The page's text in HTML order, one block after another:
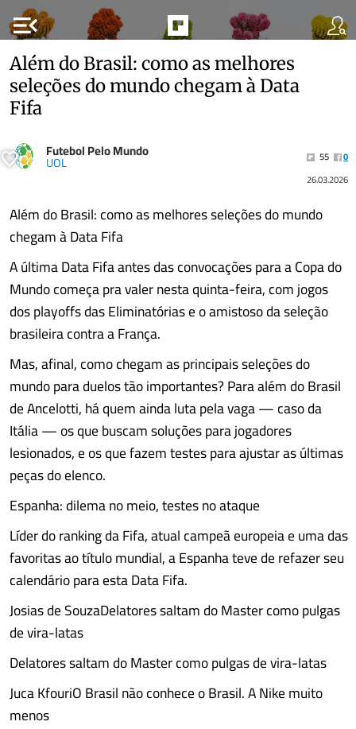
menu_open
Além do Brasil: como as melhores
seleções do mundo chegam à Data
Fifa
Futebol Pelo Mundo
UOL 55
0
26.03.2026
Além do Brasil: como as melhores seleções do mundo
chegam à Data Fifa
A última Data Fifa antes das convocações para a Copa do
Mundo começa pra valer nesta quinta-feira, com jogos
dos playoffs das Eliminatórias e o amistoso da seleção
brasileira contra a França.
Mas, afinal, como chegam as principais seleções do
mundo para duelos tão importantes? Para além do Brasil
de Ancelotti, há quem ainda luta pela vaga — caso da
Itália — os que buscam soluções para jogadores
lesionados, e os que fazem testes para ajustar as últimas
peças do elenco.
Espanha: dilema no meio, testes no ataque
Líder do ranking da Fifa, atual campeã europeia e uma das
favoritas ao título mundial, a Espanha teve de refazer seu
calendário para esta Data Fifa.
Josias de SouzaDelatores saltam do Master como pulgas
de vira-latas
Delatores saltam do Master como pulgas de vira-latas
Juca KfouriO Brasil não conhece o Brasil. A Nike muito
menos